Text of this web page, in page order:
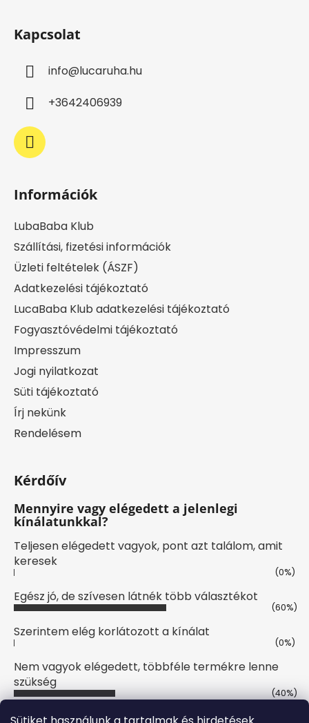
Kapcsolat
info@lucaruha.hu
+3642406939
Információk
LubaBaba Klub
Szállítási, fizetési információk
Üzleti feltételek (ÁSZF)
Adatkezelési tájékoztató
LucaBaba Klub adatkezelési tájékoztató
Fogyasztóvédelmi tájékoztató
Impresszum
Jogi nyilatkozat
Süti tájékoztató
Írj nekünk
Rendelésem
Kérdőív
Mennyire vagy elégedett a jelenlegi
kínálatunkkal?
Teljesen elégedett vagyok, pont azt találom, amit
keresek
(0%)
Egész jó, de szívesen látnék több választékot
(60%)
Szerintem elég korlátozott a kínálat
(0%)
Nem vagyok elégedett, többféle termékre lenne
szükség
(40%)
Szavazatok száma:10